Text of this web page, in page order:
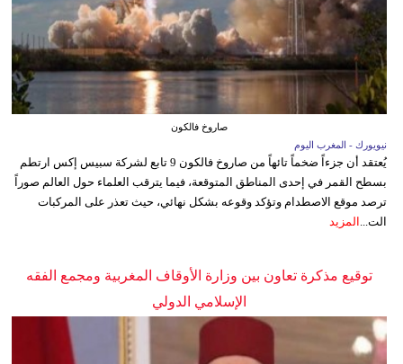
صاروخ فالكون
نيويورك - المغرب اليوم
يُعتقد أن جزءاً ضخماً تائهاً من صاروخ فالكون 9 تابع لشركة سبيس إكس ارتطم
بسطح القمر في إحدى المناطق المتوقعة، فيما يترقب العلماء حول العالم صوراً
ترصد موقع الاصطدام وتؤكد وقوعه بشكل نهائي، حيث تعذر على المركبات
الت...
المزيد
توقيع مذكرة تعاون بين وزارة الأوقاف المغربية ومجمع الفقه
الإسلامي الدولي